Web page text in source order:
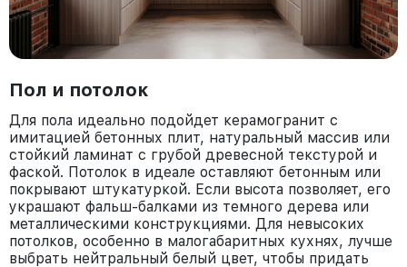
Пол и потолок
Для пола идеально подойдет керамогранит с
имитацией бетонных плит, натуральный массив или
стойкий ламинат с грубой древесной текстурой и
фаской. Потолок в идеале оставляют бетонным или
покрывают штукатуркой. Если высота позволяет, его
украшают фальш-балками из темного дерева или
металлическими конструкциями. Для невысоких
потолков, особенно в малогабаритных кухнях, лучше
выбрать нейтральный белый цвет, чтобы придать